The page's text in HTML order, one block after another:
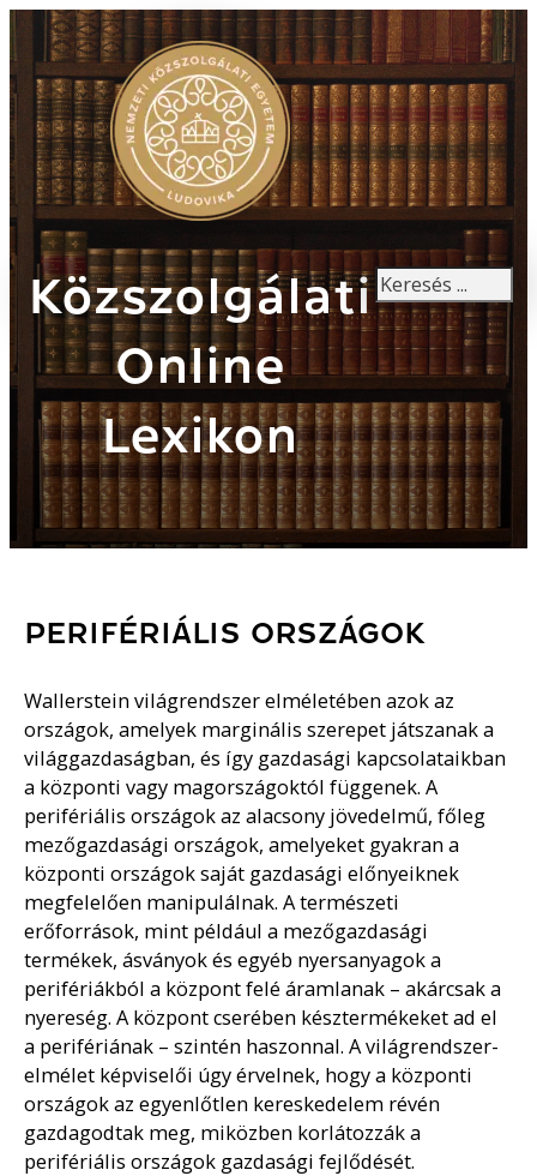
Közszolgálati
Online
Lexikon
Keresés
PERIFÉRIÁLIS ORSZÁGOK
Wallerstein világrendszer elméletében azok az
országok, amelyek marginális szerepet játszanak a
világgazdaságban, és így gazdasági kapcsolataikban
a központi vagy magországoktól függenek. A
perifériális országok az alacsony jövedelmű, főleg
mezőgazdasági országok, amelyeket gyakran a
központi országok saját gazdasági előnyeiknek
megfelelően manipulálnak. A természeti
erőforrások, mint például a mezőgazdasági
termékek, ásványok és egyéb nyersanyagok a
perifériákból a központ felé áramlanak – akárcsak a
nyereség. A központ cserében késztermékeket ad el
a perifériának – szintén haszonnal. A világrendszer-
elmélet képviselői úgy érvelnek, hogy a központi
országok az egyenlőtlen kereskedelem révén
gazdagodtak meg, miközben korlátozzák a
perifériális országok gazdasági fejlődését.